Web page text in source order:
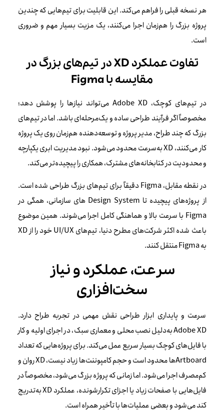
هر نسخه قبلی را فراهم می‌کند. این قابلیت برای تیم‌هایی که چندین
پروژه بزرگ را هم‌زمان اجرا می‌کنند، یک مزیت بسیار مهم و ضروری
است.
تفاوت عملکرد XD در تیم‌های بزرگ در
مقایسه با Figma
در تیم‌های کوچک، Adobe XD می‌تواند نیازها را پوشش دهد؛
مخصوصاً اگر فرآیند طراحی ساده و یک‌مرحله‌ای باشد. اما در تیم‌های
بزرگ که چند طراح، مدیر پروژه و توسعه‌دهنده هم‌زمان روی یک پروژه
کار می‌کنند، XD به‌سرعت محدود می‌شود. نبود مدیریت ابری یکپارچه
و محدودیت در کتابخانه‌های مشترک، همکاری را پیچیده‌تر می‌کند.
در نقطه مقابل، Figma دقیقاً برای تیم‌های بزرگ طراحی شده است.
از پروژه‌های پیچیده تا Design System های سازمانی، همگی در
Figma با سرعت بالا و هماهنگی کامل اجرا می‌شوند. همین موضوع
باعث شده اکثر شرکت‌های مطرح دنیا، تیم‌های UI/UX خود را از XD
به Figma منتقل کنند.
سرعت، عملکرد و نیاز
سخت‌افزاری
سرعت و پایداری ابزار طراحی نقش مهمی در تجربه طراح دارد.
Adobe XD به‌دلیل نصب محلی و معماری سبک، در اجرای اولیه و کار
با فایل‌های کوچک بسیار سریع عمل می‌کند. برای پروژه‌هایی که تعداد
Artboardها محدود است و حجم کامپوننت‌ها زیاد نیست، XD روان و
کم‌مصرف اجرا می‌شود. اما زمانی که پروژه بزرگ می‌شود، مخصوصاً در
فایل‌هایی با صفحات زیاد یا اجزای تکرارشونده، عملکرد XD به‌تدریج
کند می‌شود و بعضی عملیات‌ها با تأخیر همراه است.